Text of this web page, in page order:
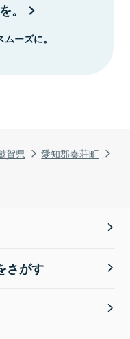
賀県
愛知郡秦荘町
。
ーズに。
さがす